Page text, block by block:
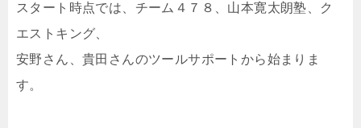
スタート時点では、チーム４７８、山本寛太朗塾、ク
エストキング、
安野さん、貴田さんのツールサポートから始まりま
す。